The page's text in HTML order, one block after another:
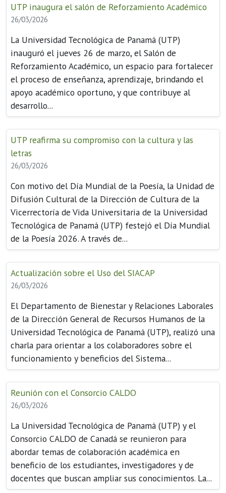
UTP inaugura el salón de Reforzamiento Académico
26/03/2026
La Universidad Tecnológica de Panamá (UTP)
inauguró el jueves 26 de marzo, el Salón de
Reforzamiento Académico, un espacio para fortalecer
el proceso de enseñanza, aprendizaje, brindando el
apoyo académico oportuno, y que contribuye al
desarrollo...
UTP reafirma su compromiso con la cultura y las
letras
26/03/2026
Con motivo del Día Mundial de la Poesía, la Unidad de
Difusión Cultural de la Dirección de Cultura de la
Vicerrectoría de Vida Universitaria de la Universidad
Tecnológica de Panamá (UTP) festejó el Día Mundial
de la Poesía 2026. A través de...
Actualización sobre el Uso del SIACAP
26/03/2026
El Departamento de Bienestar y Relaciones Laborales
de la Dirección General de Recursos Humanos de la
Universidad Tecnológica de Panamá (UTP), realizó una
charla para orientar a los colaboradores sobre el
funcionamiento y beneficios del Sistema...
Reunión con el Consorcio CALDO
26/03/2026
La Universidad Tecnológica de Panamá (UTP) y el
Consorcio CALDO de Canadá se reunieron para
abordar temas de colaboración académica en
beneficio de los estudiantes, investigadores y de
docentes que buscan ampliar sus conocimientos. La...